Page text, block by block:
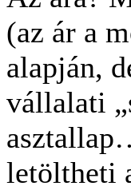
(az ár a
alapján,
vállalati
letöltheti